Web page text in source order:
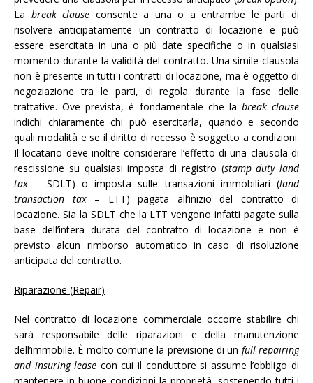
La break clause consente a una o a entrambe le parti di
risolvere anticipatamente un contratto di locazione e può
essere esercitata in una o più date specifiche o in qualsiasi
momento durante la validità del contratto. Una simile clausola
non è presente in tutti i contratti di locazione, ma è oggetto di
negoziazione tra le parti, di regola durante la fase delle
trattative. Ove prevista, è fondamentale che la break clause
indichi chiaramente chi può esercitarla, quando e secondo
quali modalità e se il diritto di recesso è soggetto a condizioni.
Il locatario deve inoltre considerare l’effetto di una clausola di
rescissione su qualsiasi imposta di registro (stamp duty land
tax – SDLT) o imposta sulle transazioni immobiliari (land
transaction tax– LTT) pagata all’inizio del contratto di
locazione. Sia la SDLT che la LTT vengono infatti pagate sulla
base dell’intera durata del contratto di locazione e non è
previsto alcun rimborso automatico in caso di risoluzione
anticipata del contratto.
Riparazione (Repair)
Nel contratto di locazione commerciale occorre stabilire chi
sarà responsabile delle riparazioni e della manutenzione
dell’immobile. È molto comune la previsione di un full repairing
and insuring lease con cui il conduttore si assume l’obbligo di